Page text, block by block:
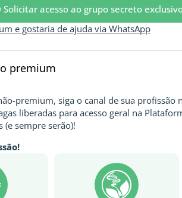
Solicitar acesso ao grupo secreto
e gostaria de ajuda via WhatsApp
premium
premium, siga o canal de sua profissão
liberadas para acesso geral na
(e sempre serão)!